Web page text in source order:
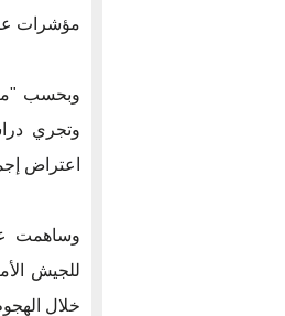
مؤشرات
وبحسب
وتجري
اعتراض
وساهمت
للجيش
خلال